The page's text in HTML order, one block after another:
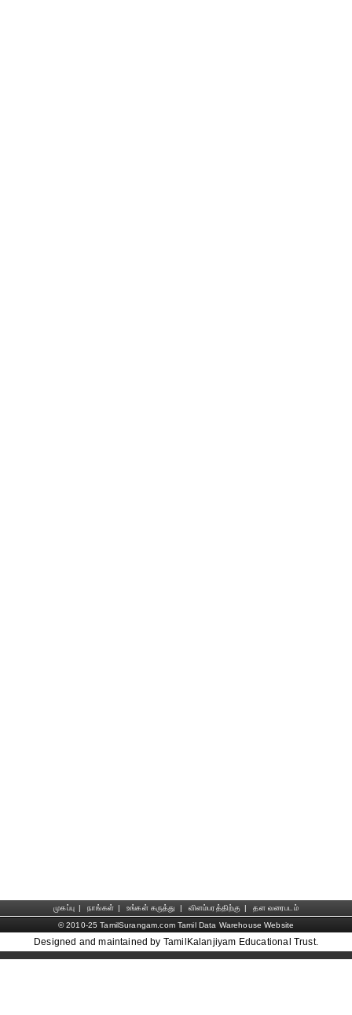
முகப்பு | நாங்கள் | உங்கள் கருத்து | விளம்பரத்திற்கு |
தள வரைபடம்
© 2010-25 TamilSurangam.com Tamil Data Warehouse Website
Designed and maintained by TamilKalanjiyam Educational Trust.